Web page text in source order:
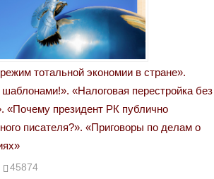
тотальной экономии в стране».
«Налоговая перестройка без
«Почему президент РК публично
писателя?». «Приговоры по делам о
45874